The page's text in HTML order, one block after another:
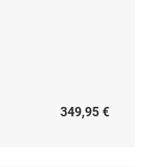
349,95 €